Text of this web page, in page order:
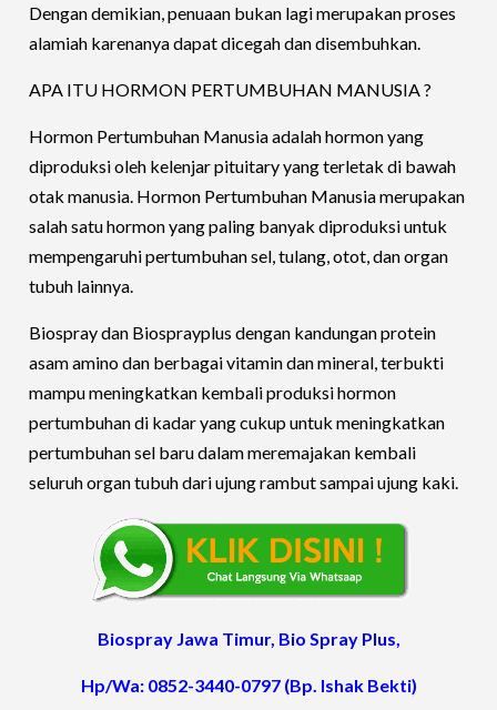
Dengan demikian, penuaan bukan lagi merupakan proses
alamiah karenanya dapat dicegah dan disembuhkan.
APA ITU HORMON PERTUMBUHAN MANUSIA ?
Hormon Pertumbuhan Manusia adalah hormon yang
diproduksi oleh kelenjar pituitary yang terletak di bawah
otak manusia. Hormon Pertumbuhan Manusia merupakan
salah satu hormon yang paling banyak diproduksi untuk
mempengaruhi pertumbuhan sel, tulang, otot, dan organ
tubuh lainnya.
Biospray dan Biosprayplus dengan kandungan protein
asam amino dan berbagai vitamin dan mineral, terbukti
mampu meningkatkan kembali produksi hormon
pertumbuhan di kadar yang cukup untuk meningkatkan
pertumbuhan sel baru dalam meremajakan kembali
seluruh organ tubuh dari ujung rambut sampai ujung kaki.
Biospray Jawa Timur, Bio Spray Plus,
Hp/Wa: 0852-3440-0797 (Bp. Ishak Bekti)